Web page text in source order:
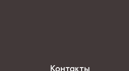
Контакты